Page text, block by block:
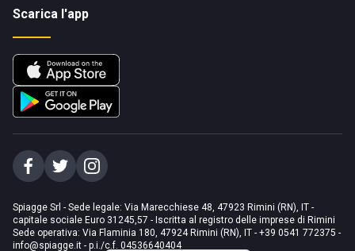
Scarica l'app
Spiagge Srl - Sede legale: Via Marecchiese 48, 47923 Rimini (RN), IT -
capitale sociale Euro 31245,57 - Iscritta al registro delle imprese di Rimini
Sede operativa: Via Flaminia 180, 47924 Rimini (RN), IT - +39 0541 772375 -
info@spiagge.it - p.i./c.f. 04536640404